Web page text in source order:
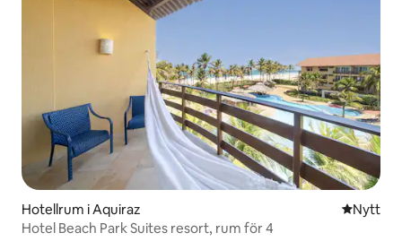
Hotellrum i Aquiraz NyttNytt
Hotel Beach Park Suites resort, rum för 4